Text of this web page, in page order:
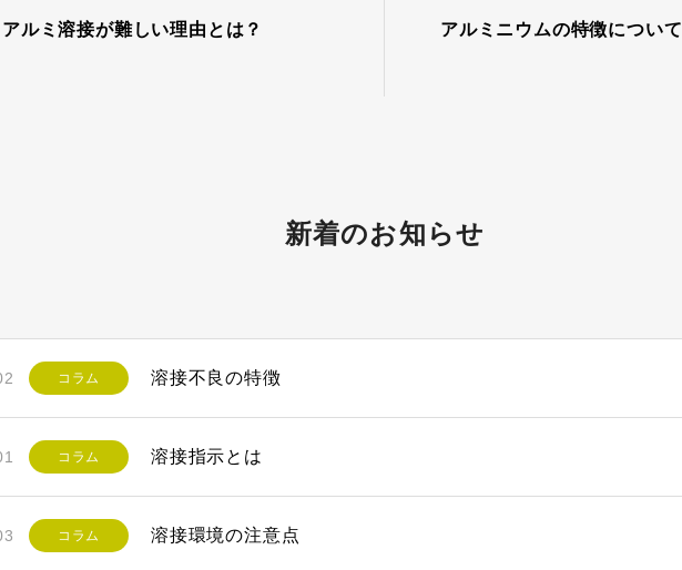
アルミ溶接が難しい理由とは？ アルミニウムの特徴について
新着のお知らせ
コラム 溶接不良の特徴
コラム 溶接指示とは
コラム 溶接環境の注意点